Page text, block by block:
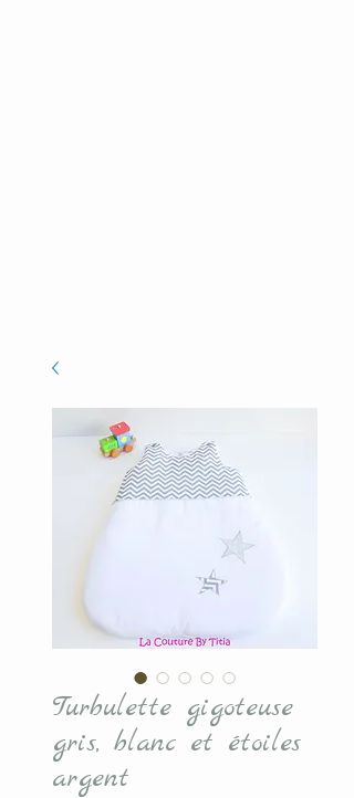
Turbulette gigoteuse
gris, blanc et étoiles
argent